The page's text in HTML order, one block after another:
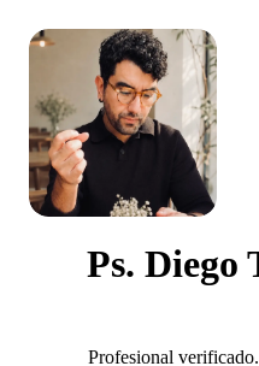
Ps. Diego
Profesional